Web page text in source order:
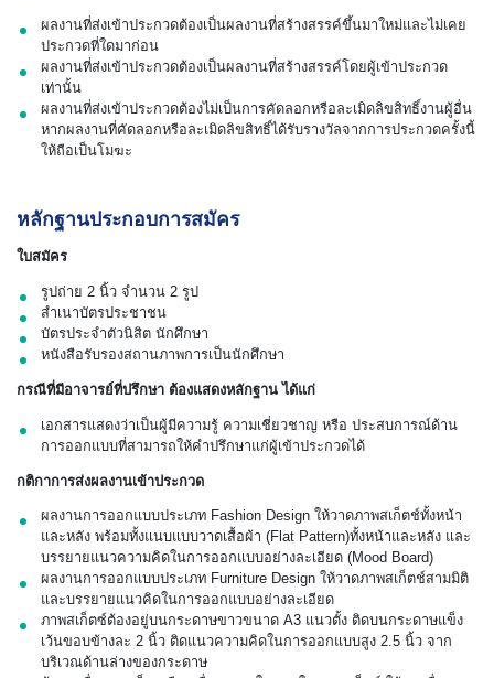
ผลงานที่ส่งเข้าประกวดต้องเป็นผลงานที่สร้างสรรค์ขึ้นมาใหม่และไม่เคย
ประกวดที่ใดมาก่อน
ผลงานที่ส่งเข้าประกวดต้องเป็นผลงานที่สร้างสรรค์โดยผู้เข้าประกวด
เท่านั้น
ผลงานที่ส่งเข้าประกวดต้องไม่เป็นการคัดลอกหรือละเมิดลิขสิทธิ์งานผู้อื่น
หากผลงานที่คัดลอกหรือละเมิดลิขสิทธิ์ได้รับรางวัลจากการประกวดครั้งนี้
ให้ถือเป็นโมฆะ
หลักฐานประกอบการสมัคร
ใบสมัคร
รูปถ่าย 2 นิ้ว จำนวน 2 รูป
สำเนาบัตรประชาชน
บัตรประจำตัวนิสิต นักศึกษา
หนังสือรับรองสถานภาพการเป็นนักศึกษา
กรณีที่มีอาจารย์ที่ปรึกษา ต้องแสดงหลักฐาน ได้แก่
เอกสารแสดงว่าเป็นผู้มีความรู้ ความเชี่ยวชาญ หรือ ประสบการณ์ด้าน
การออกแบบที่สามารถให้คำปรึกษาแก่ผู้เข้าประกวดได้
กติกาการส่งผลงานเข้าประกวด
ผลงานการออกแบบประเภท Fashion Design ให้วาดภาพสเก็ตช์ทั้งหน้า
และหลัง พร้อมทั้งแนบแบบวาดเสื้อผ้า (Flat Pattern)ทั้งหน้าและหลัง และ
บรรยายแนวความคิดในการออกแบบอย่างละเอียด (Mood Board)
ผลงานการออกแบบประเภท Furniture Design ให้วาดภาพสเก็ตช์สามมิติ
และบรรยายแนวคิดในการออกแบบอย่างละเอียด
ภาพสเก็ตซ์ต้องอยู่บนกระดาษขาวขนาด A3 แนวตั้ง ติดบนกระดาษแข็ง
เว้นขอบข้างละ 2 นิ้ว ติดแนวความคิดในการออกแบบสูง 2.5 นิ้ว จาก
บริเวณด้านล่างของกระดาษ